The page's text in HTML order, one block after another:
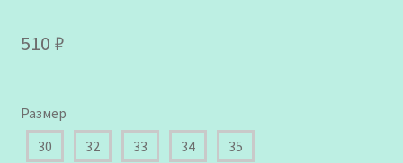
510 ₽
Размер
30
32 33 34 35